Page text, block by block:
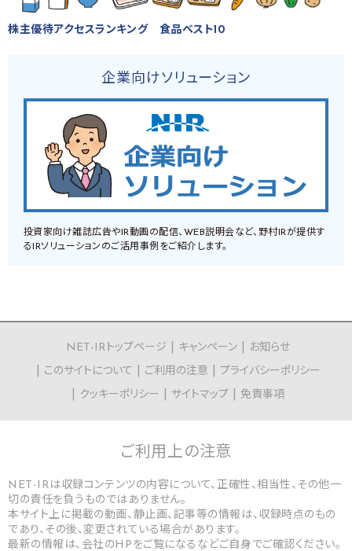
株主優待アクセスランキング 食品ベスト10
企業向けソリューション
投資家向け雑誌広告やIR動画の配信、WEB説明会など、野村IRが提供す
るIRソリューションのご活用事例をご紹介します。
NET-IRトップページ キャンペーン
お知らせ
このサイトについて
ご利用の注意
プライバシーポリシー
クッキーポリシー
サイトマップ 免責事項
ご利用上の注意
NET-IRは収録コンテンツの内容について、正確性、相当性、その他一
切の責任を負うものではありません。
本サイト上に掲載の動画、静止画、記事等の情報は、収録時点のもの
であり、その後、変更されている場合があります。
最新の情報は、会社のHPをご覧になるなどご自身でご確認ください。